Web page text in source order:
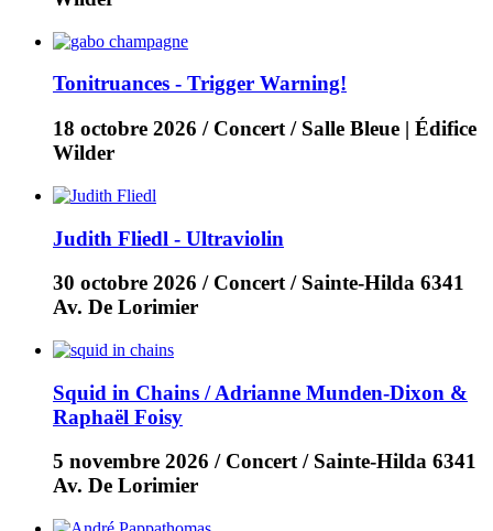
Tonitruances - Trigger Warning!
18 octobre 2026 / Concert / Salle Bleue | Édifice
Wilder
Judith Fliedl - Ultraviolin
30 octobre 2026 / Concert / Sainte-Hilda 6341
Av. De Lorimier
Squid in Chains / Adrianne Munden-Dixon &
Raphaël Foisy
5 novembre 2026 / Concert / Sainte-Hilda 6341
Av. De Lorimier